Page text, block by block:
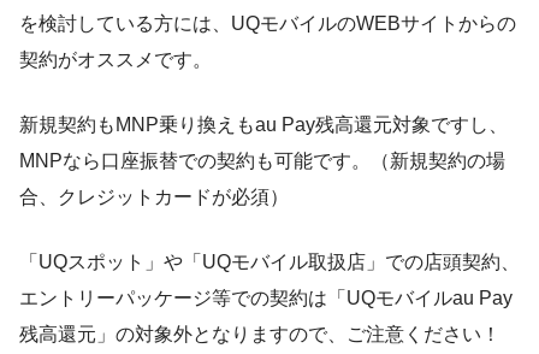
を検討している方には、UQモバイルのWEBサイトからの
契約がオススメです。
新規契約もMNP乗り換えもau Pay残高還元対象ですし、
MNPなら口座振替での契約も可能です。（新規契約の場
合、クレジットカードが必須）
「UQスポット」や「UQモバイル取扱店」での店頭契約、
エントリーパッケージ等での契約は「UQモバイルau Pay
残高還元」の対象外となりますので、ご注意ください！